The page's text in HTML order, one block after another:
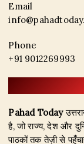
Email
Phone
+91 9012269993
Pahad Today
है, जो राज्य, देश और
पाठकों तक तेज़ी से